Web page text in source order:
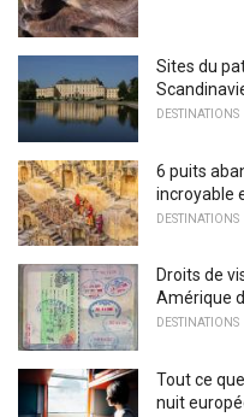
Sites du
DESTINATIONS
6 puits
incroyable
DESTINATIONS
Droits de
Amérique
DESTINATIONS
Tout ce
nuit